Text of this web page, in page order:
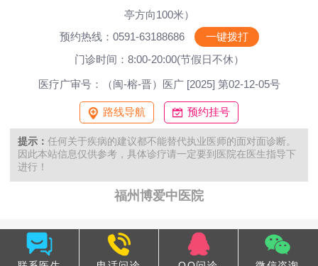
亭方向100米）
预约热线：0591-63188686
一键拨打
门诊时间：8:00-20:00(节假日不休）
医疗广审号：（闽-榕-晋）医广 [2025] 第02-12-05号
路线导航 预约挂号
提示： 任何关于疾病的建议都不能替代执业医师的面对面诊断。
因此本站信息仅供参考，具体诊疗请一定要到医院在医生指导下
进行！
福州博爱中医院